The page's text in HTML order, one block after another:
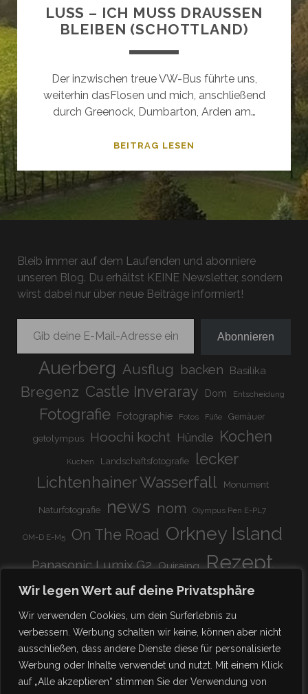
Wir legen Wert auf deine Privatsphäre
Wir verwenden Cookies, um dein Surferlebnis zu
verbessern. Werbung schalten wir keine, können aber nicht
ausschließen, dass andere Dienste diese für personalisierte
Werbung oder Inhalte verwendet und nutzt. Mit einem Klick
auf „Alle akzeptieren“ stimmen Sie der Verwendung von
LUSS – ICH MUSS DRAUSSEN B
LEIBEN (SCHOTTLAND)
Der inzwischen treue VW-Bus führte uns,
weiterhin dasFlosen und mich, anschließend
durch Greenock, Dumbarton, Arden am…
BEITRAG LESEN
DRAUSSEN B
Bleib immer auf dem Laufenden und abonniere
unseren Blog. Du erhältst KEINE Newsletter, sondern
wirst dabei nur über neue Beiträge informiert!
Gib deine E-Mail-Adresse ein ...
Abonnieren
Auerberg Ausflug backen Basilika
Bregenz Castle Inveraray Dom Entscheidung
Fotografie Fotographie Fotos Füße Gemäuer
getolympus Hoochi kocht Hündle Kochen
Kuchen Landschaftsfotografie lecker
Lichtenhainer Wasserfall Monument
Naturfotografie news nom Olympus Pen E-PL7
OM-D E-M5 On The Road Orkney Island
Panasonic Lumix G2 Quiraing Rezept
Rundreise schnell & einfach Scotland
Stadion super lecker Systemkamera
vegetarisch Viadukt weitnau woooohoooo!!!!
zu Hause ♥